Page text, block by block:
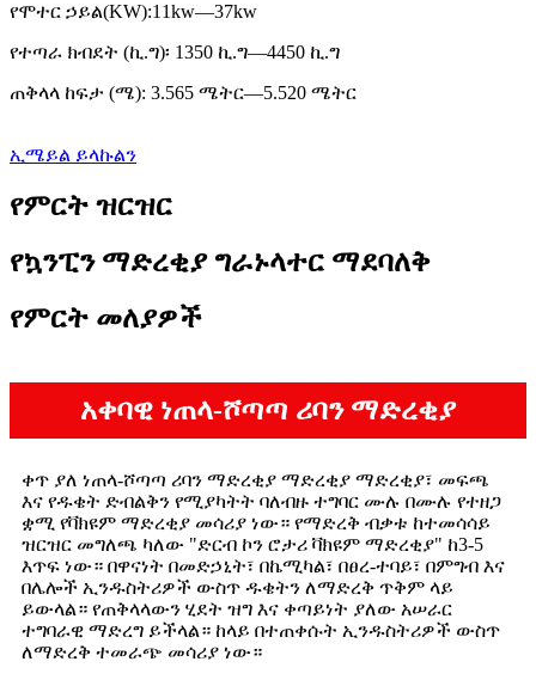
የሞተር ኃይል(KW):11kw—37kw
የተጣራ ክብደት (ኪ.ግ)፡ 1350 ኪ.ግ—4450 ኪ.ግ
ጠቅላላ ከፍታ (ሜ): 3.565 ሜትር—5.520 ሜትር
ኢሜይል ይላኩልን
የምርት ዝርዝር
የኳንፒን ማድረቂያ ግራኑላተር ማደባለቅ
የምርት መለያዎች
አቀባዊ ነጠላ-ሾጣጣ ሪባን ማድረቂያ
ቀጥ ያለ ነጠላ-ሾጣጣ ሪባን ማድረቂያ ማድረቂያ ማድረቂያ፣ መፍጫ
እና የዱቄት ድብልቅን የሚያካትት ባለብዙ ተግባር ሙሉ በሙሉ የተዘጋ
ቋሚ የቫክዩም ማድረቂያ መሳሪያ ነው። የማድረቅ ብቃቱ ከተመሳሳይ
ዝርዝር መግለጫ ካለው "ድርብ ኮን ሮታሪ ቫክዩም ማድረቂያ" ከ3-5
እጥፍ ነው። በዋናነት በመድኃኒት፣ በኬሚካል፣ በፀረ-ተባይ፣ በምግብ እና
በሌሎች ኢንዱስትሪዎች ውስጥ ዱቄትን ለማድረቅ ጥቅም ላይ
ይውላል። የጠቅላላውን ሂደት ዝግ እና ቀጣይነት ያለው አሠራር
ተግባራዊ ማድረግ ይችላል። ከላይ በተጠቀሱት ኢንዱስትሪዎች ውስጥ
ለማድረቅ ተመራጭ መሳሪያ ነው።